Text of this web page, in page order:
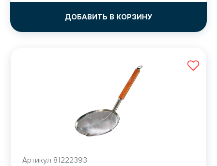
ДОБАВИТЬ В КОРЗИНУ
Артикул 81222393